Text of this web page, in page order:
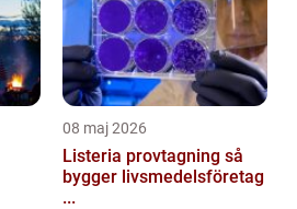
08 maj 2026
Listeria provtagning så
bygger livsmedelsföretag
...